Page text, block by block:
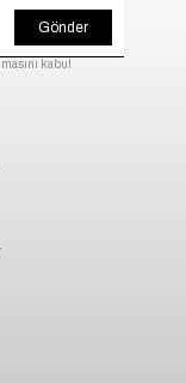
Gönder
kabul